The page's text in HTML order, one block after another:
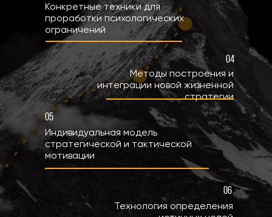
Конкретные техники для
проработки психологических
ограничений
Индивидуальная модель
стратегической и тактической
мотивации
Технология определения
Методы построения и
интеграции новой жизненной
стратегии
04
05
06